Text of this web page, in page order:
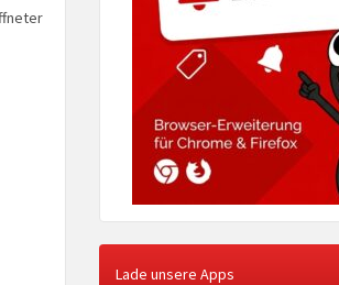
Lade unsere Apps